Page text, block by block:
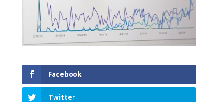
Facebook
Twitter